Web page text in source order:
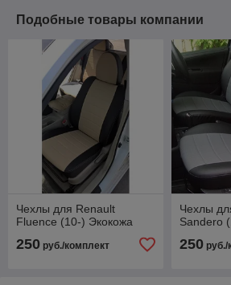
Подобные товары компании
Чехлы для Renault
Fluence (10-) Экокожа
250 руб./комплект
Чехлы
Sandero
250руб./